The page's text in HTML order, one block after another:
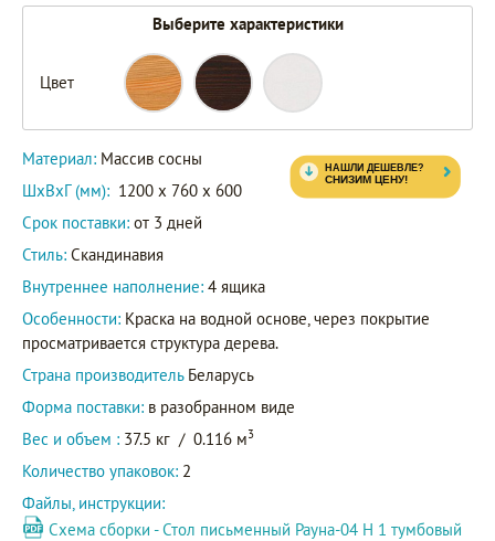
Выберите характеристики
Цвет
Материал: Массив сосны
ШxВxГ (мм): 1200 x 760 x 600
Срок поставки: от 3 дней
Стиль: Скандинавия
Внутреннее наполнение: 4 ящика
Особенности: Краска на водной основе, через покрытие
просматривается структура дерева.
Страна производитель Беларусь
Форма поставки: в разобранном виде
Вес и объем : 37.5 кг / 0.116 м3
Количество упаковок: 2
Файлы, инструкции:
Схема сборки - Стол письменный Рауна-04 Н 1 тумбовый